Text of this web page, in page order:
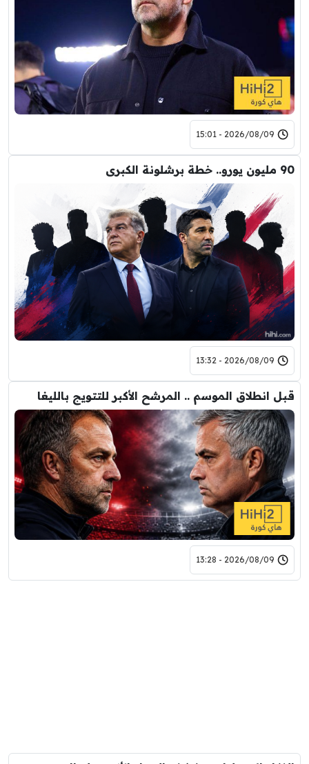
2026/08/09 - 15:01
90 مليون يورو.. خطة برشلونة الكبرى
2026/08/09 - 13:32
قبل انطلاق الموسم .. المرشح الأكبر للتتويج بالليغا
2026/08/09 - 13:28